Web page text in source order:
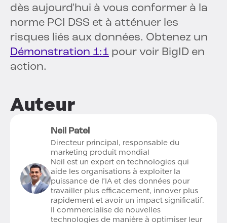
dès aujourd'hui à vous conformer à la
norme PCI DSS et à atténuer les
risques liés aux données. Obtenez un
Démonstration 1:1 pour voir BigID en
action.
Auteur
Neil Patel
Directeur principal, responsable du
marketing produit mondial
Neil est un expert en technologies qui
aide les organisations à exploiter la
puissance de l'IA et des données pour
travailler plus efficacement, innover plus
rapidement et avoir un impact significatif.
Il commercialise de nouvelles
technologies de manière à optimiser leur